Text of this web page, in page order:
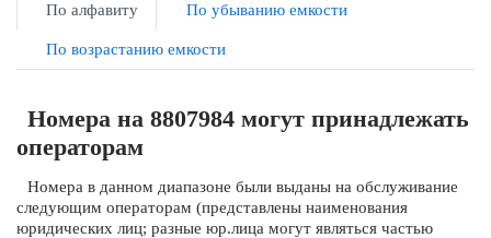
По алфавиту По убыванию емкости
По возрастанию емкости
Номера на 8807984 могут принадлежать
операторам
Номера в данном диапазоне были выданы на обслуживание
следующим операторам (представлены наименования
юридических лиц; разные юр.лица могут являться частью